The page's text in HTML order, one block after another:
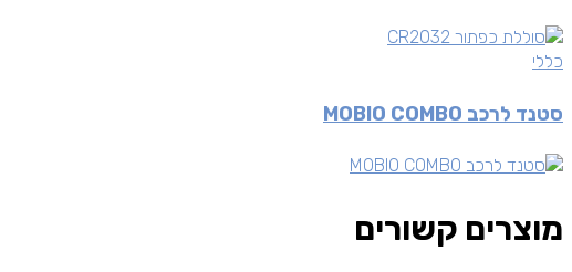
כללי
סטנד לרכב MOBIO COMBO
מוצרים קשורים